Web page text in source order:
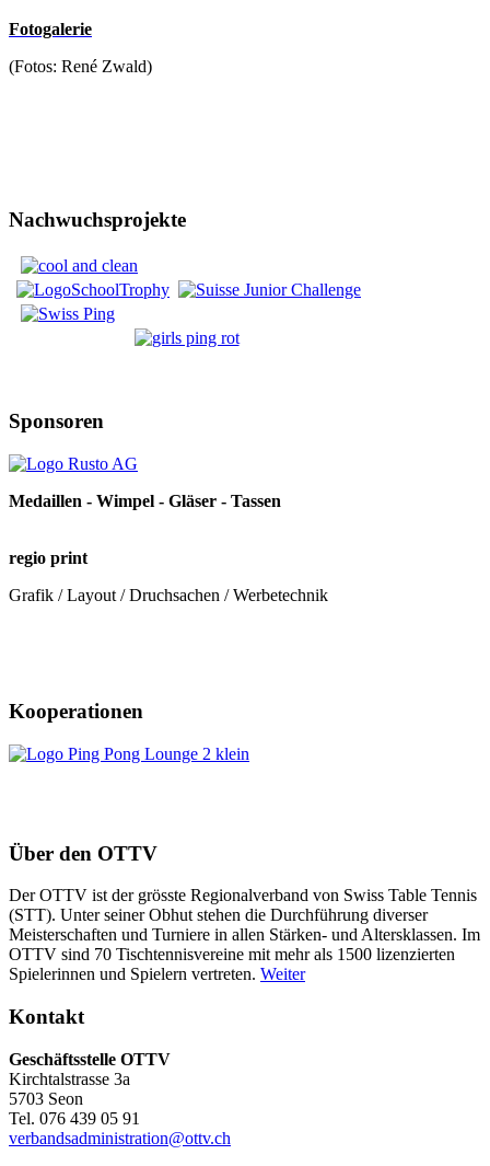
Fotogalerie
(Fotos: René Zwald)
Nachwuchsprojekte
Sponsoren
Medaillen - Wimpel - Gläser - Tassen
regio print
Grafik / Layout / Druchsachen / Werbetechnik
Kooperationen
Über den OTTV
Der OTTV ist der grösste Regionalverband von Swiss Table Tennis
(STT). Unter seiner Obhut stehen die Durchführung diverser
Meisterschaften und Turniere in allen Stärken- und Altersklassen. Im
OTTV sind 70 Tischtennisvereine mit mehr als 1500 lizenzierten
Spielerinnen und Spielern vertreten. Weiter
Kontakt
Geschäftsstelle OTTV
Kirchtalstrasse 3a
5703 Seon
Tel. 076 439 05 91
verbandsadministration@ottv.ch